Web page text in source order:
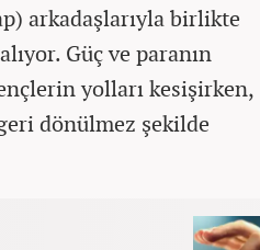
arkadaşlarıyla birlikte
Güç ve paranın
yolları kesişirken,
dönülmez şekilde